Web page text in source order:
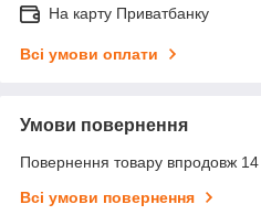
На карту Приватбанку
Всі умови оплати
Умови повернення
Повернення товару впродовж 14
Всі умови повернення